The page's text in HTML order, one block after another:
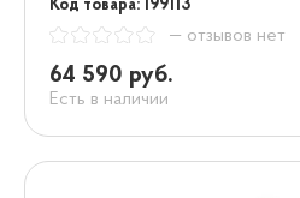
Код товара: 199113
— отзывов нет
64 590 руб.
Есть в наличии